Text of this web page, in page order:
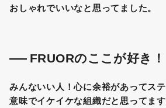
おしゃれでいいなと思ってました。
FRUORのここが好き！
みんないい人！心に余裕があってス
意味でイケイケな組織だと思ってま